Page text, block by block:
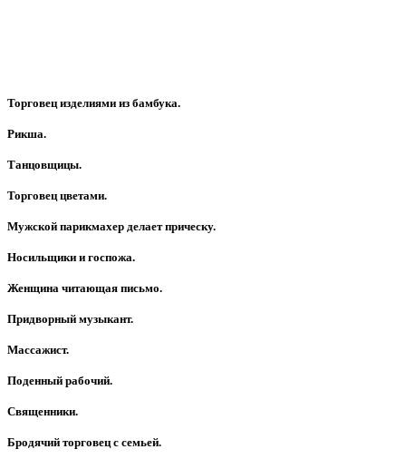
Торговец изделиями из бамбука.
Рикша.
Танцовщицы.
Торговец цветами.
Мужской парикмахер делает прическу.
Носильщики и госпожа.
Женщина читающая письмо.
Придворный музыкант.
Массажист.
Поденный рабочий.
Священники.
Бродячий торговец с семьей.